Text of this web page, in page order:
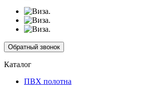
Обратный звонок
Каталог
ПВХ полотна